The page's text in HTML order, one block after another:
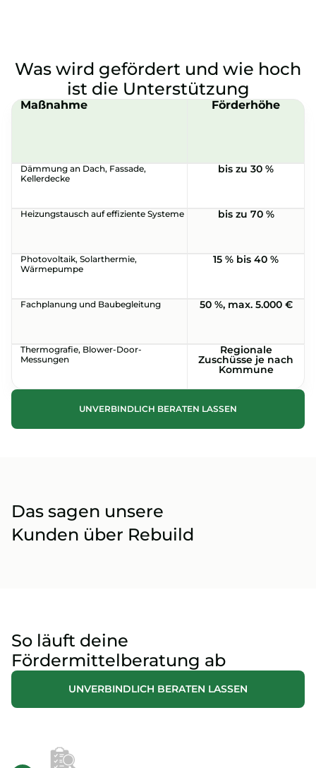
Was wird gefördert und wie hoch
ist die Unterstützung
Maßnahme Förderhöhe
Dämmung an Dach, Fassade,
Kellerdecke
bis zu 30 %
Heizungstausch auf effiziente Systeme bis zu 70 %
Photovoltaik, Solarthermie,
Wärmepumpe
15 % bis 40 %
Fachplanung und Baubegleitung 50 %, max. 5.000 €
Thermografie, Blower-Door-
Messungen
Regionale
Zuschüsse je nach
Kommune
UNVERBINDLICH BERATEN LASSEN
Das sagen unsere
Kunden über Rebuild
So läuft deine
Fördermittelberatung ab
UNVERBINDLICH BERATEN LASSEN